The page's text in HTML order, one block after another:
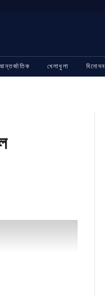
খেলাধুলা বিনোদন